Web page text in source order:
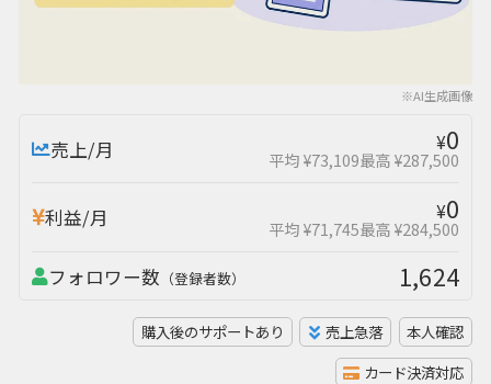
※AI生成画像
売上/月 ¥0
平均 ¥73,109最高 ¥287,500
利益/月 ¥0
平均 ¥71,745最高 ¥284,500
フォロワー数 （登録者数） 1,624
購入後のサポートあり 売上急落
本人確認
カード決済対応